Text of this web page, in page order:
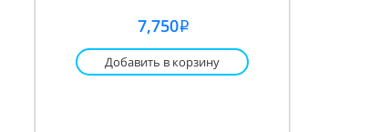
7,750i
Добавить в корзину